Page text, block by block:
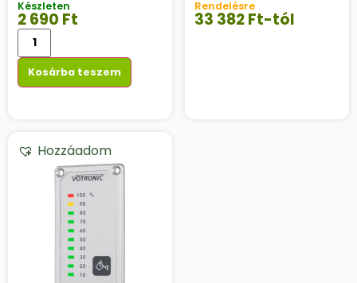
Készleten
2 690 Ft
Kosárba teszem
Rendelésre
33 382Ft-tól
Hozzáadom